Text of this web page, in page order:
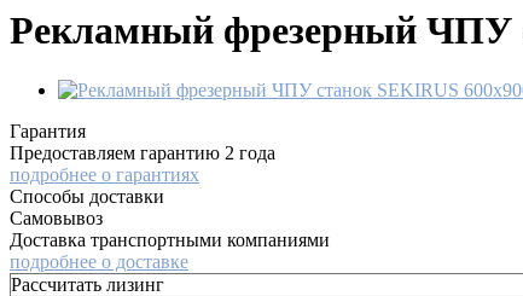
Рекламный фрезерный ЧПУ
Гарантия
Предоставляем гарантию 2 года
подробнее о гарантиях
Способы доставки
Самовывоз
Доставка транспортными компаниями
подробнее о доставке
Рассчитать лизинг